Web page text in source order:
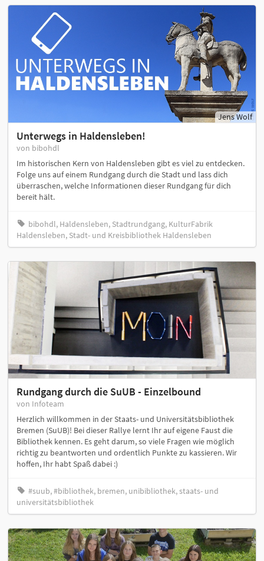
Jens Wolf
Unterwegs in Haldensleben!
von bibohdl
Im historischen Kern von Haldensleben gibt es viel zu entdecken.
Folge uns auf einem Rundgang durch die Stadt und lass dich
überraschen, welche Informationen dieser Rundgang für dich
bereit hält.
bibohdl, Haldensleben, Stadtrundgang, KulturFabrik
Haldensleben, Stadt- und Kreisbibliothek Haldensleben
Rundgang durch die SuUB - Einzelbound
von Infoteam
Herzlich willkommen in der Staats- und Universitätsbibliothek
Bremen (SuUB)! Bei dieser Rallye lernt Ihr auf eigene Faust die
Bibliothek kennen. Es geht darum, so viele Fragen wie möglich
richtig zu beantworten und ordentlich Punkte zu kassieren. Wir
hoffen, Ihr habt Spaß dabei :)
#suub, #bibliothek, bremen, unibibliothek, staats- und
universitätsbibliothek